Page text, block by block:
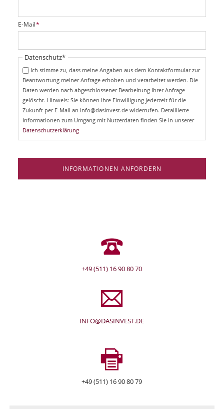
i
c
t
f
P
f
i
E-Mail*
Pflichtfeld
Datenschutz*
Ich stimme zu, dass meine Angaben aus dem Kontaktformular zur
Beantwortung meiner Anfrage erhoben und verarbeitet werden. Die
Daten werden nach abgeschlossener Bearbeitung Ihrer Anfrage
gelöscht. Hinweis: Sie können Ihre Einwilligung jederzeit für die
Zukunft per E-Mail an info@dasinvest.de widerrufen. Detaillierte
Informationen zum Umgang mit Nutzerdaten finden Sie in unserer
Datenschutzerklärung
INFORMATIONEN ANFORDERN
+49 (511) 16 90 80 70
INFO@DASINVEST.DE
+49 (511) 16 90 80 79